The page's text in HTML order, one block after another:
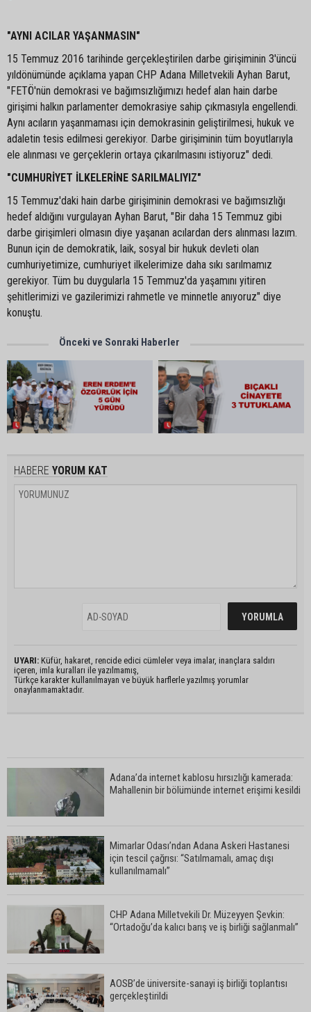
"AYNI ACILAR YAŞANMASIN"
15 Temmuz 2016 tarihinde gerçekleştirilen darbe girişiminin 3'üncü
yıldönümünde açıklama yapan CHP Adana Milletvekili Ayhan Barut,
"FETÖ'nün demokrasi ve bağımsızlığımızı hedef alan hain darbe
girişimi halkın parlamenter demokrasiye sahip çıkmasıyla engellendi.
Aynı acıların yaşanmaması için demokrasinin geliştirilmesi, hukuk ve
adaletin tesis edilmesi gerekiyor. Darbe girişiminin tüm boyutlarıyla
ele alınması ve gerçeklerin ortaya çıkarılmasını istiyoruz" dedi.
"CUMHURİYET İLKELERİNE SARILMALIYIZ"
15 Temmuz'daki hain darbe girişiminin demokrasi ve bağımsızlığı
hedef aldığını vurgulayan Ayhan Barut, "Bir daha 15 Temmuz gibi
darbe girişimleri olmasın diye yaşanan acılardan ders alınması lazım.
Bunun için de demokratik, laik, sosyal bir hukuk devleti olan
cumhuriyetimize, cumhuriyet ilkelerimize daha sıkı sarılmamız
gerekiyor. Tüm bu duygularla 15 Temmuz'da yaşamını yitiren
şehitlerimizi ve gazilerimizi rahmetle ve minnetle anıyoruz" diye
konuştu.
Önceki ve Sonraki Haberler
HABERE YORUM KAT
UYARI: Küfür, hakaret, rencide edici cümleler veya imalar, inançlara saldırı
içeren, imla kuralları ile yazılmamış,
Türkçe karakter kullanılmayan ve büyük harflerle yazılmış yorumlar
onaylanmamaktadır.
Adana’da internet kablosu hırsızlığı kamerada:
Mahallenin bir bölümünde internet erişimi kesildi
Mimarlar Odası’ndan Adana Askeri Hastanesi
için tescil çağrısı: “Satılmamalı, amaç dışı
kullanılmamalı”
CHP Adana Milletvekili Dr. Müzeyyen Şevkin:
“Ortadoğu’da kalıcı barış ve iş birliği sağlanmalı”
AOSB’de üniversite-sanayi iş birliği toplantısı
gerçekleştirildi